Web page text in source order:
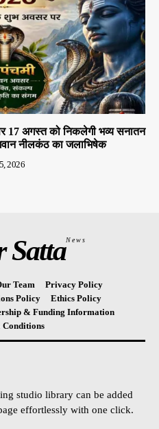
17 अगस्त को निकलेगी भव्य सनातन
नीलकंठ का जलाभिषेक
2026
SattaNews
Team
Privacy Policy
Policy
Ethics Policy
& Funding Information
Conditions
studio library can be added
effortlessly with one click.